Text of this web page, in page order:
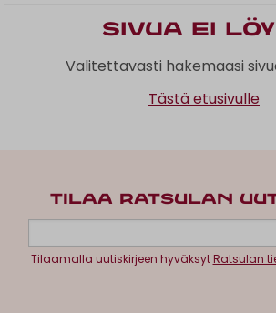
Sivua ei
Valitettavasti hakemaasi
Tästä etusivulle
TILAA RATSULAN
Tilaamalla uutiskirjeen hyväksytRatsulan